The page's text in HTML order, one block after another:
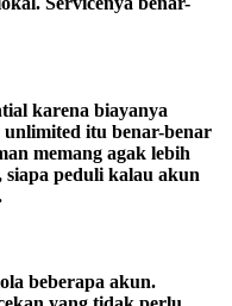
karena biayanya
itu benar-benar
memang agak lebih
peduli kalau akun
beberapa akun.